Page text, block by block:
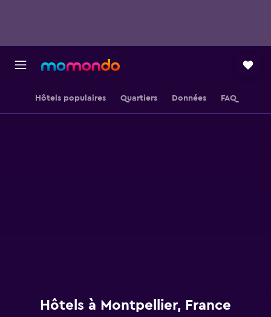
Hôtels populaires Quartiers Données FAQ
Hôtels à Montpellier, France